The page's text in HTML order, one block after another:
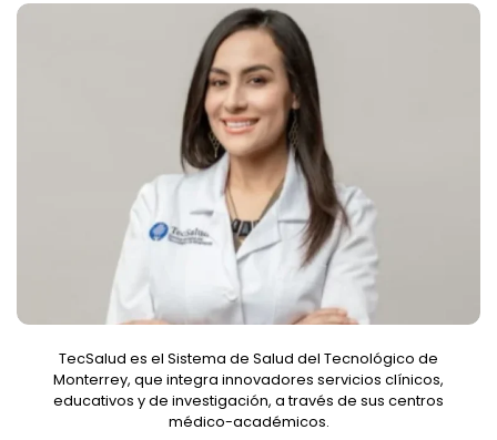
TecSalud es el Sistema de Salud del Tecnológico de
Monterrey, que integra innovadores servicios clínicos,
educativos y de investigación, a través de sus centros
médico-académicos.